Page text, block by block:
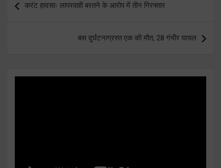
navigation
करंट हादसाः लापरवाही बरतने के आरोप में तीन गिरफ्तार
बस दुर्घटनाग्रस्त एक की मौत, 28 गंभीर घायल